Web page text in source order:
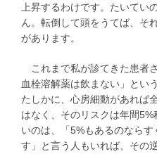
上昇するわけです。たいてい
ん。転倒して頭をうてば、そ
があります。
これまで私が診てきた患者
血栓溶解薬は飲まない」とい
たしかに、心房細動があれば
はなく、そのリスクは年間
いのは、「5%もあるのなら
す」と言う人もいれば、その